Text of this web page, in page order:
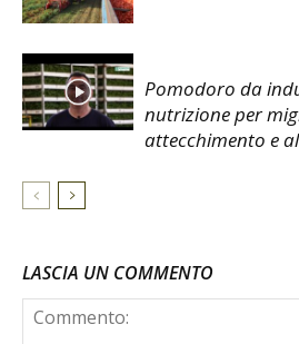
Pomodoro da
nutrizione per
attecchimento e
LASCIA UN COMMENTO